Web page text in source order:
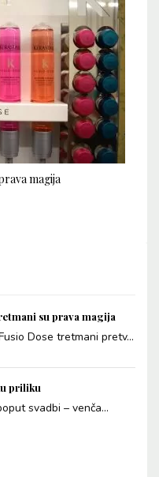
magija
su prava magija
Dose tretmani pretv...
priliku
svadbi – venča...